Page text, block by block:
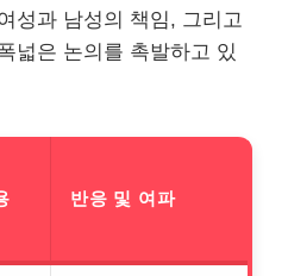
성과 남성의 책임, 그리고
넓은 논의를 촉발하고 있
반응 및 여파